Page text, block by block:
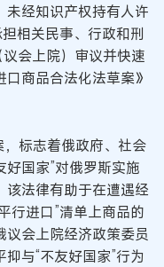
未经知识产权持有人许
相关民事、行政和刑
会上院）审议并快速
商品合法化法草案》
标志着俄政府、社会
好国家”对俄罗斯实施
该法律有助于在遭遇经
行进口”清单上商品的
会上院经济政策委员
与“不友好国家”行为